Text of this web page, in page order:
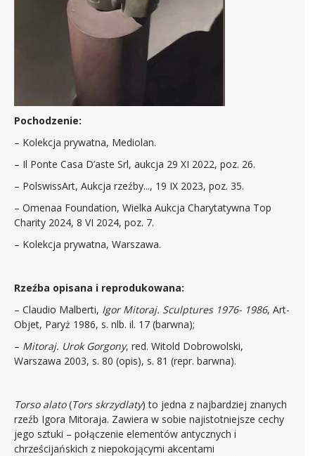
Pochodzenie:
– Kolekcja prywatna, Mediolan.
– Il Ponte Casa D’aste Srl, aukcja 29 XI 2022, poz. 26.
– PolswissArt, Aukcja rzeźby..., 19 IX 2023, poz. 35.
– Omenaa Foundation, Wielka Aukcja Charytatywna Top
Charity 2024, 8 VI 2024, poz. 7.
– Kolekcja prywatna, Warszawa.
Rzeźba opisana i reprodukowana:
– Claudio Malberti, Igor Mitoraj. Sculptures 1976- 1986, Art-
Objet, Paryż 1986, s. nlb. il. 17 (barwna);
– Mitoraj. Urok Gorgony, red. Witold Dobrowolski,
Warszawa 2003, s. 80 (opis), s. 81 (repr. barwna).
Torso alato(Tors skrzydlaty) to jedna z najbardziej znanych
rzeźb Igora Mitoraja. Zawiera w sobie najistotniejsze cechy
jego sztuki – połączenie elementów antycznych i
chrześcijańskich z niepokojącymi akcentami